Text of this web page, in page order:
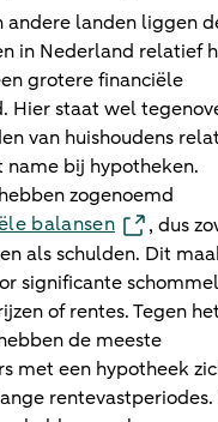
andere landen liggen
in Nederland relatief
grotere financiële
Hier staat wel
van huishoudens
name bij hypotheken.
zogenoemd
balansen
, dus
als schulden. Dit
significante
of rentes. Tegen het
de meeste
met een hypotheek
rentevastperiodes.